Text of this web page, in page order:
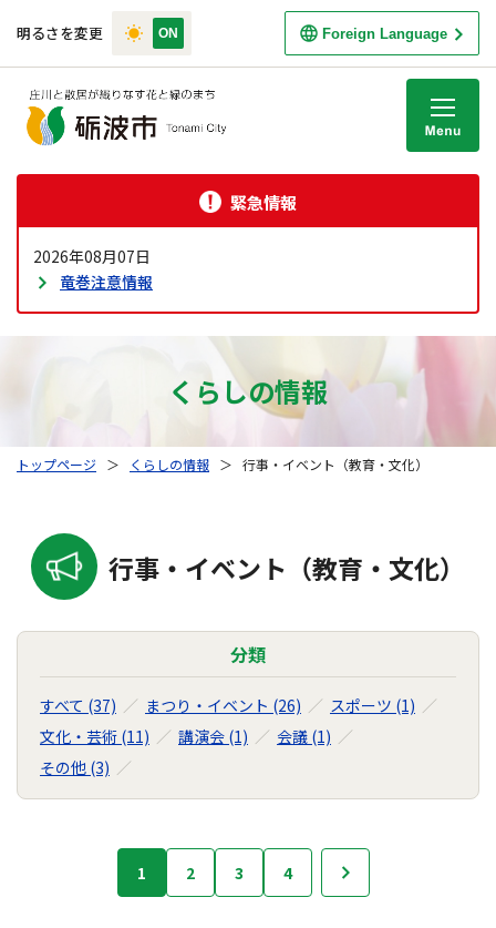
明るさを変更 Foreign Language
緊急情報
2026年08月07日
竜巻注意情報
くらしの情報
トップページ ＞ くらしの情報 ＞ 行事・イベント（教育・文化）
行事・イベント（教育・文化）
分類
すべて (37) まつり・イベント (26)
スポーツ (1)
文化・芸術 (11)
講演会 (1)
会議 (1)
その他 (3)
1 2 3 4